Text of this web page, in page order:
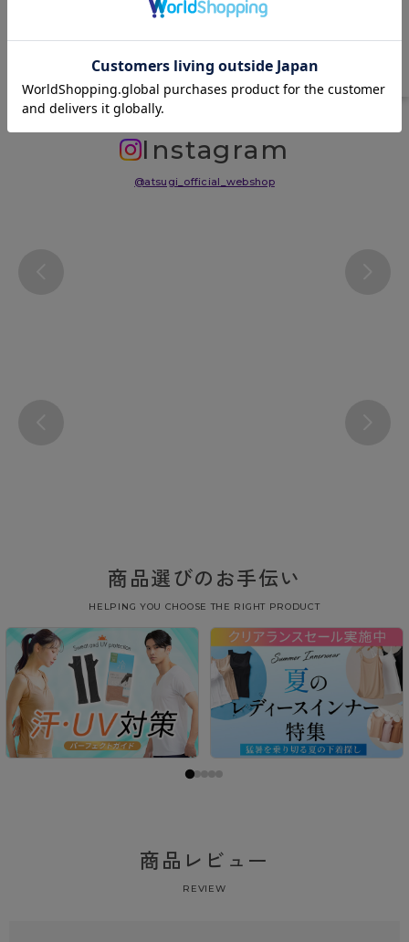
洗濯表示について よくある質問(FAQ)
Instagram
@atsugi_official_webshop
商品選びのお手伝い
HELPING YOU CHOOSE THE RIGHT PRODUCT
商品レビュー
REVIEW